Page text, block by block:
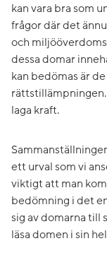
kan vara bra som
frågor där det
och
dessa domar
kan bedömas är
laga kraft.
ett urval som vi
viktigt att man
bedömning i det
sig av domarna till
läsa domen i sin